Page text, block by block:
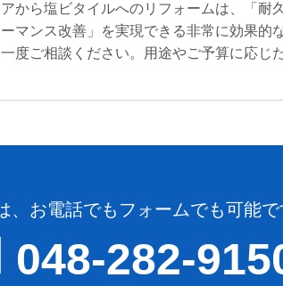
から塩ビタイルへのリフォームは、「耐
ーマンス改善」を実現できる非常に効果的
度ご相談ください。用途やご予算に応じ
、お電話でもフォームでも可能で
048-282-